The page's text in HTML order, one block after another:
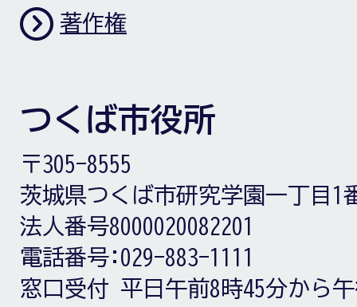
著作権
つくば市役所
〒305-8555
茨城県つくば市研究学園一丁目1
法人番号8000020082201
電話番号: 029-883-1111
窓口受付 平日午前8時45分から